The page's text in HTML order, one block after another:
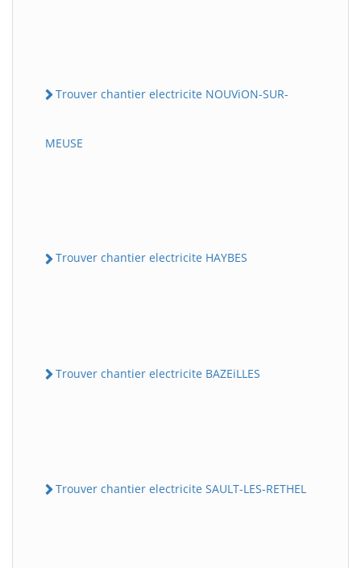
Trouver chantier electricite NOUViON-SUR-
MEUSE
Trouver chantier electricite HAYBES
Trouver chantier electricite BAZEiLLES
Trouver chantier electricite SAULT-LES-RETHEL